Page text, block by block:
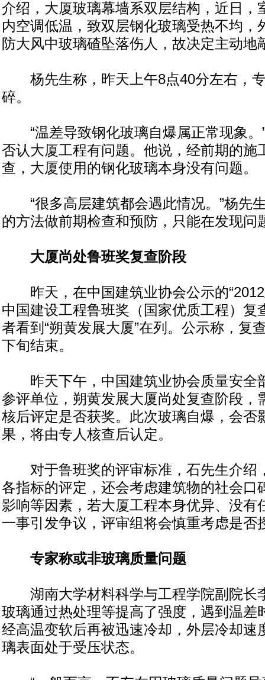
介绍，大厦玻璃幕墙系双层结构，近日，
内空调低温，致双层钢化玻璃受热不均，
防大风中玻璃碴坠落伤人，故决定主动地
杨先生称，昨天上午8点40分左右，
碎。
“温差导致钢化玻璃自爆属正常现象。
否认大厦工程有问题。他说，经前期的施
查，大厦使用的钢化玻璃本身没有问题。
“很多高层建筑都会遇此情况。”杨先
的方法做前期检查和预防，只能在发现问
大厦尚处鲁班奖复查阶段
昨天，在中国建筑业协会公示的“2012
中国建设工程鲁班奖（国家优质工程）复
者看到“朔黄发展大厦”在列。公示称，复
下旬结束。
昨天下午，中国建筑业协会质量安全
参评单位，朔黄发展大厦尚处复查阶段，
核后评定是否获奖。此次玻璃自爆，会否
果，将由专人核查后认定。
对于鲁班奖的评审标准，石先生介绍
各指标的评定，还会考虑建筑物的社会口
影响等因素，若大厦工程本身优异、没有
一事引发争议，评审组将会慎重考虑是否
专家称或非玻璃质量问题
湖南大学材料科学与工程学院副院长
玻璃通过热处理等提高了强度，遇到温差
经高温变软后再被迅速冷却，外层冷却速
璃表面处于受压状态。